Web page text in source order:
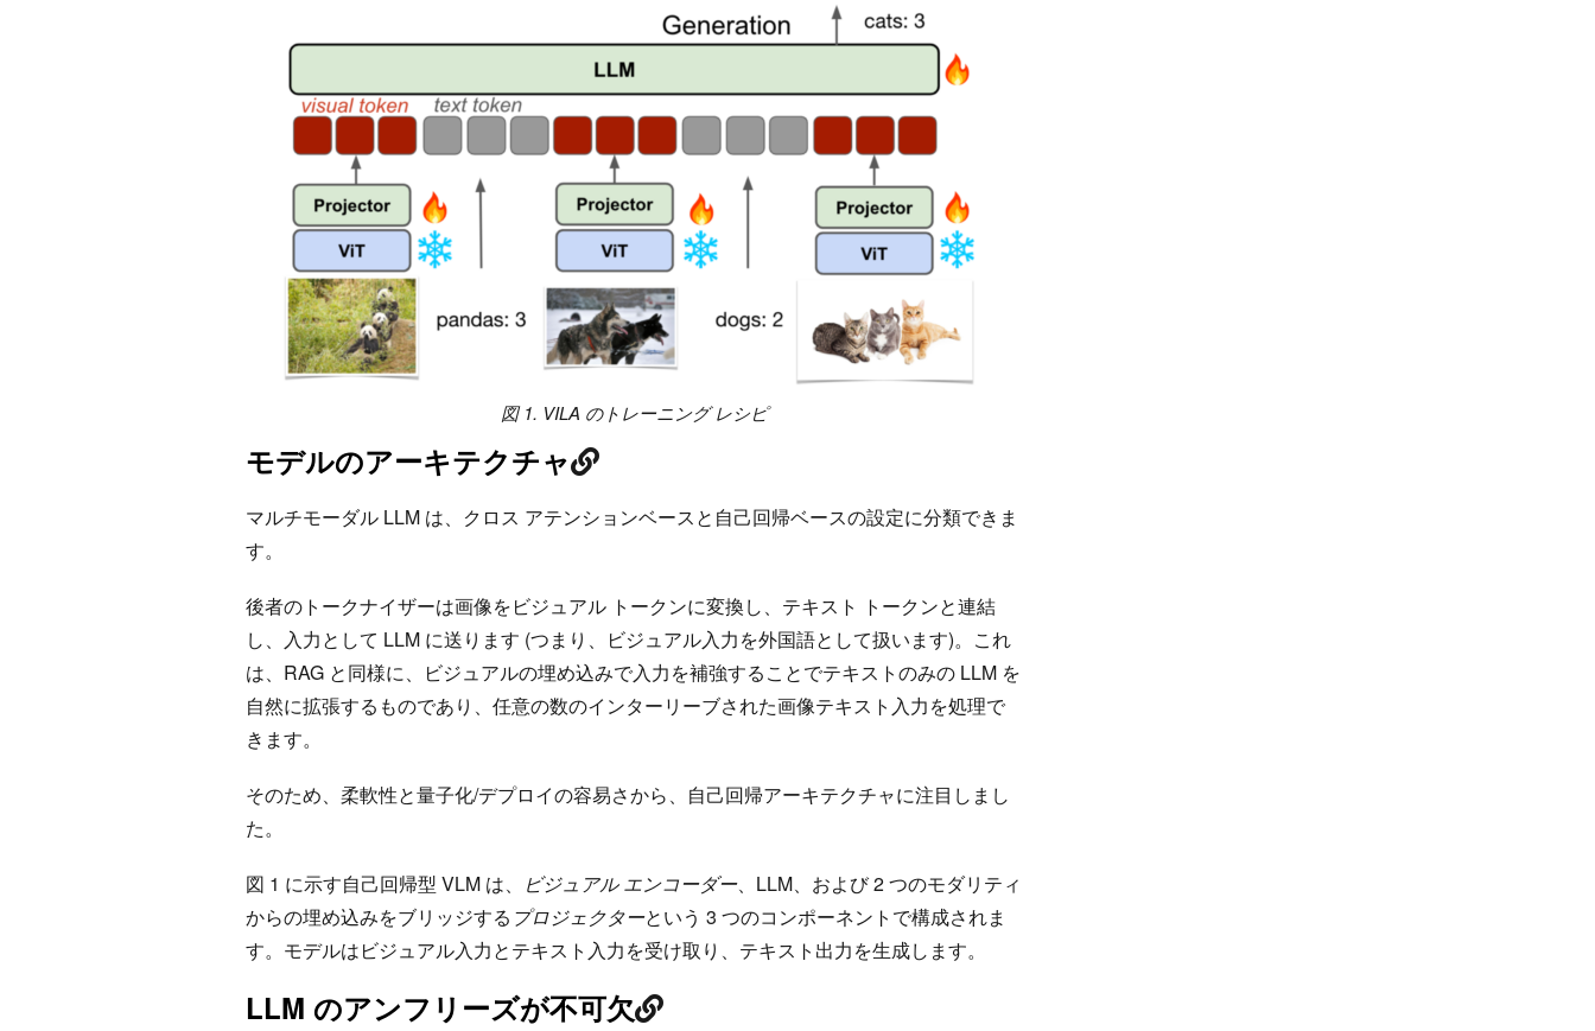
図 1. VILA のトレーニング レシピ
モデルのアーキテクチャ
マルチモーダル LLM は、クロス アテンションベースと自己回帰ベースの設定に分類できま
す。
後者のトークナイザーは画像をビジュアル トークンに変換し、テキスト トークンと連結
し、入力として LLM に送ります (つまり、ビジュアル入力を外国語として扱います)。これ
は、RAG と同様に、ビジュアルの埋め込みで入力を補強することでテキストのみの LLM を
自然に拡張するものであり、任意の数のインターリーブされた画像テキスト入力を処理で
きます。
そのため、柔軟性と量子化/デプロイの容易さから、自己回帰アーキテクチャに注目しまし
た。
図 1 に示す自己回帰型 VLM は、 ビジュアル エンコーダー、LLM、および 2 つのモダリティ
からの埋め込みをブリッジする プロジェクターという 3 つのコンポーネントで構成されま
す。モデルはビジュアル入力とテキスト入力を受け取り、テキスト出力を生成します。
LLM のアンフリーズが不可欠